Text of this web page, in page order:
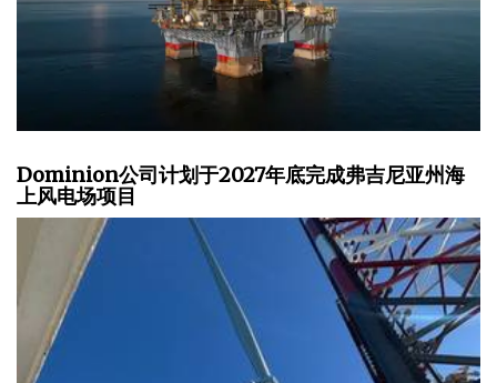
Dominion公司计划于2027年底完成弗吉尼亚州海
上风电场项目